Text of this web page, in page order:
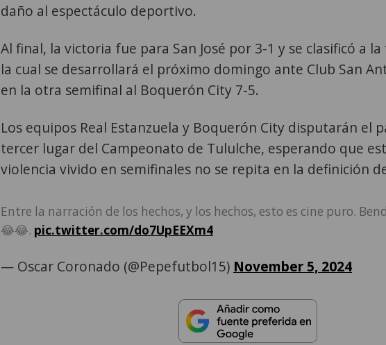
daño al espectáculo deportivo.
Al final, la victoria fue para San José por 3-1 y se clasificó a
la cual se desarrollará el próximo domingo ante Club San
en la otra semifinal al Boquerón City 7-5.
Los equipos Real Estanzuela y Boquerón City disputarán el
tercer lugar del Campeonato de Tululche, esperando que
violencia vivido en semifinales no se repita en la definición
Entre la narración de los hechos, y los hechos, esto es cine puro.
😂😂. pic.twitter.com/do7UpEEXm4
— Oscar Coronado (@Pepefutbol15) November 5, 2024